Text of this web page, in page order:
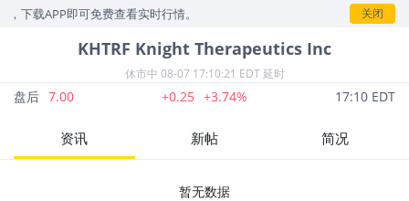
下载APP即可免费查看实时行情。 关闭
KHTRF Knight Therapeutics Inc
休市中 08-07 17:10:21 EDT 延时
盘后 7.00 +0.25 +3.74% 17:10 EDT
资讯 新帖 简况
暂无数据